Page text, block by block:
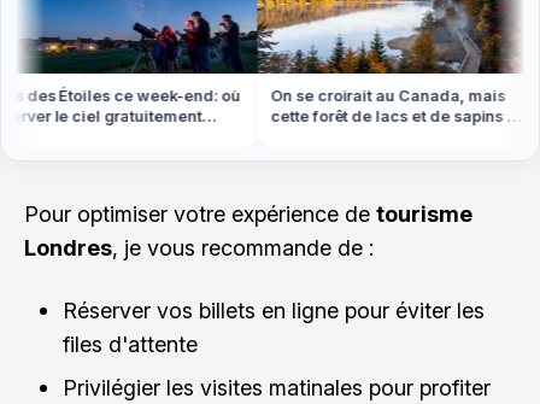
des Étoiles ce week-end: où
le ciel gratuitement
On se croirait au Canada, mais
cette forêt de lacs et de sapins est
Pour optimiser votre expérience de tourisme
Londres, je vous recommande de :
Réserver vos billets en ligne pour éviter les
files d'attente
Privilégier les visites matinales pour profiter